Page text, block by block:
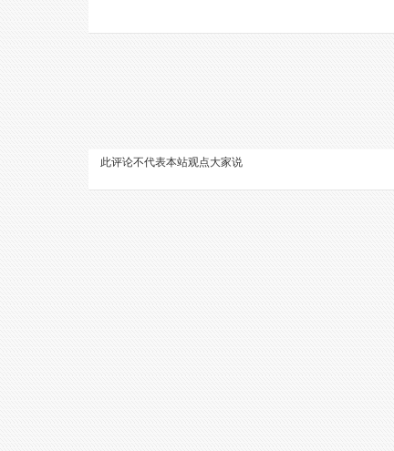
此评论不代表本站观点大家说